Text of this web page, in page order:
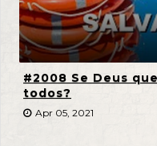
#2008 Se Deus
todos?
Apr 05, 2021